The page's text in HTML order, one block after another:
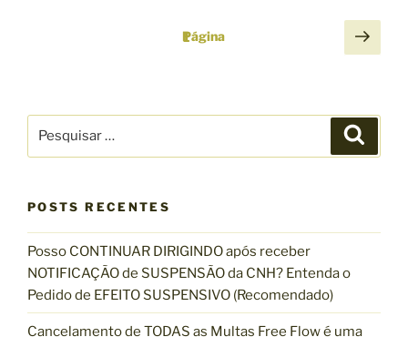
a
ã
o
d
e
p
Página
1
P
r
i
m
a
g
u
i
s
a
r
p
s
r
POSTS RECENTES
Posso CONTINUAR DIRIGINDO após receber
NOTIFICAÇÃO de SUSPENSÃO da CNH? Entenda o
Pedido de EFEITO SUSPENSIVO (Recomendado)
Cancelamento de TODAS as Multas Free Flow é uma